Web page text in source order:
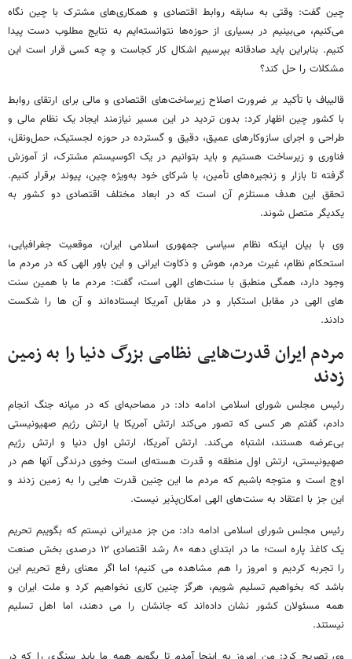
چین گفت: وقتی به سابقه روابط اقتصادی و همکاری‌های مشترک با چین نگاه
می‌کنیم، می‌بینیم در بسیاری از حوزه‌ها نتوانسته‌ایم به نتایج مطلوب دست پیدا
کنیم. بنابراین باید صادقانه بپرسیم اشکال کار کجاست و چه کسی قرار است این
مشکلات را حل کند؟
قالیباف با تأکید بر ضرورت اصلاح زیرساخت‌های اقتصادی و مالی برای ارتقای روابط
با کشور چین اظهار کرد: بدون تردید در این مسیر نیازمند ایجاد یک نظام مالی و
طراحی و اجرای سازوکارهای عمیق، دقیق و گسترده در حوزه لجستیک، حمل‌ونقل،
فناوری و زیرساخت هستیم و باید بتوانیم در یک اکوسیستم مشترک، از آموزش
گرفته تا بازار و زنجیره‌های تأمین، با شرکای خود به‌ویژه چین، پیوند برقرار کنیم.
تحقق این هدف مستلزم آن است که در ابعاد مختلف اقتصادی دو کشور به
یکدیگر متصل شوند.
وی با بیان اینکه نظام سیاسی جمهوری اسلامی ایران، موقعیت جغرافیایی،
استحکام نظام، غیرت مردم، هوش و ذکاوت ایرانی و این باور الهی که در مردم ما
وجود دارد، همگی منطبق با سنت‌های الهی است، گفت: مردم ما با همین سنت
های الهی در مقابل استکبار و در مقابل آمریکا ایستاده‌اند و آن ها را شکست
دادند.
مردم ایران قدرت‌هایی نظامی بزرگ دنیا را به زمین
زدند
رئیس مجلس شورای اسلامی ادامه داد: در مصاحبه‌ای که در میانه جنگ انجام
دادم، گفتم هر کسی که تصور می‌کند ارتش آمریکا یا ارتش رژیم صهیونیستی
بی‌عرضه هستند، اشتباه می‌کند. ارتش آمریکا، ارتش اول دنیا و ارتش رژیم
صهیونیستی، ارتش اول منطقه و قدرت‌ هسته‌ای است وخوی درندگی آنها هم در
اوج است و متوجه باشیم که مردم ما این چنین قدرت هایی را به زمین زدند و
این جز با اعتقاد به سنت‌های الهی امکان‌پذیر نیست.
رئیس مجلس شورای اسلامی ادامه داد: من جز مدیرانی نیستم که بگویبم تحریم
یک کاغذ پاره است؛ ما در ابتدای دهه ۸۰ رشد اقتصادی ۱۲ درصدی بخش صنعت
را تجربه کردیم و امروز را هم مشاهده می کنیم؛ اما اگر معنای رفع تحریم این
باشد که بخواهیم تسلیم شویم، هرگز چنین کاری نخواهیم کرد و ملت ایران و
همه مسئولان کشور نشان داده‌اند که جانشان را می دهند، اما اهل تسلیم
نیستند.